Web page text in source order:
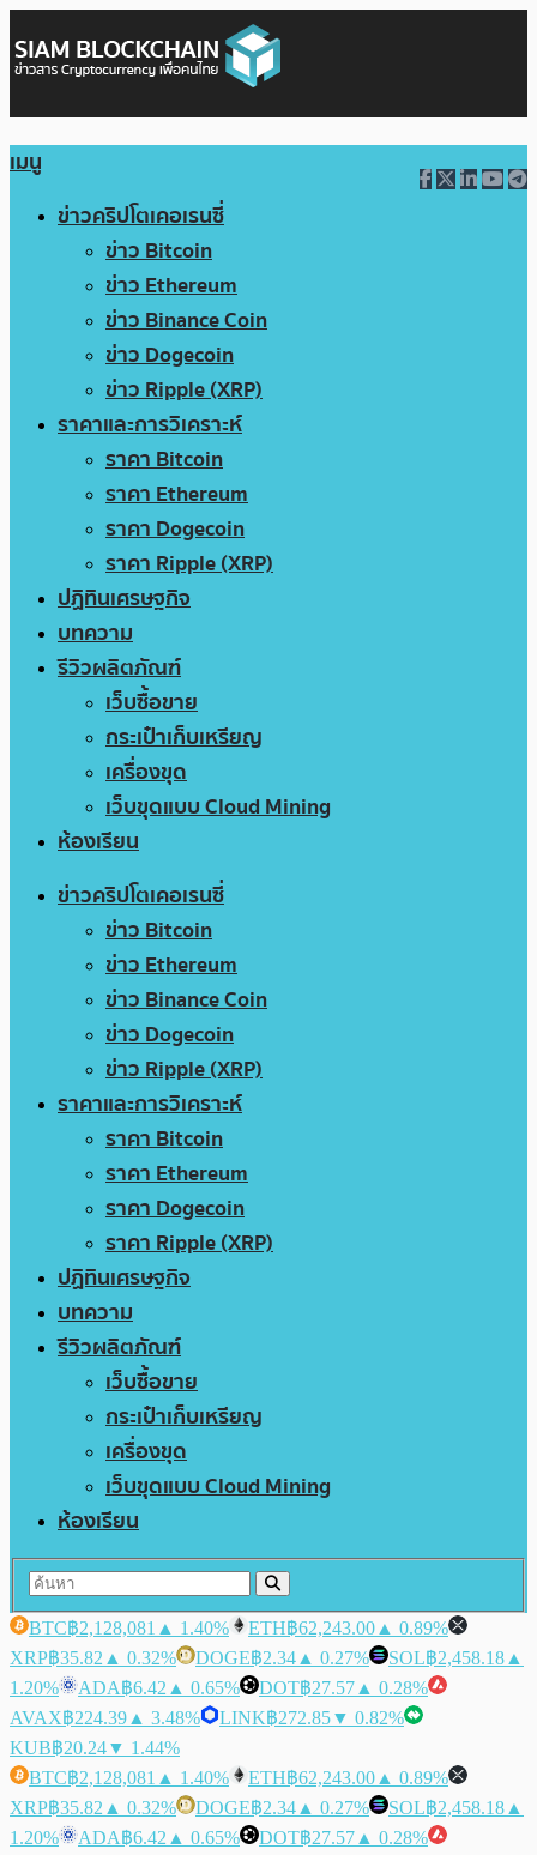
เมนู
ข่าวคริปโตเคอเรนซี่
ข่าว Bitcoin
ข่าว Ethereum
ข่าว Binance Coin
ข่าว Dogecoin
ข่าว Ripple (XRP)
ราคาและการวิเคราะห์
ราคา Bitcoin
ราคา Ethereum
ราคา Dogecoin
ราคา Ripple (XRP)
ปฏิทินเศรษฐกิจ
บทความ
รีวิวผลิตภัณฑ์
เว็บซื้อขาย
กระเป๋าเก็บเหรียญ
เครื่องขุด
เว็บขุดแบบ Cloud Mining
ห้องเรียน
ข่าวคริปโตเคอเรนซี่
ข่าว Bitcoin
ข่าว Ethereum
ข่าว Binance Coin
ข่าว Dogecoin
ข่าว Ripple (XRP)
ราคาและการวิเคราะห์
ราคา Bitcoin
ราคา Ethereum
ราคา Dogecoin
ราคา Ripple (XRP)
ปฏิทินเศรษฐกิจ
บทความ
รีวิวผลิตภัณฑ์
เว็บซื้อขาย
กระเป๋าเก็บเหรียญ
เครื่องขุด
เว็บขุดแบบ Cloud Mining
ห้องเรียน
BTC฿2,128,081 ▲ 1.40% ETH฿62,243.00 ▲ 0.89%
XRP฿35.82 ▲ 0.32% DOGE฿2.34 ▲ 0.27% SOL฿2,458.18 ▲
1.20%
ADA฿6.42 ▲ 0.65% DOT฿27.57 ▲ 0.28%
AVAX฿224.39 ▲ 3.48% LINK฿272.85▼ 0.82%
KUB฿20.24▼ 1.44%
BTC฿2,128,081 ▲ 1.40% ETH฿62,243.00 ▲ 0.89%
XRP฿35.82 ▲ 0.32% DOGE฿2.34 ▲ 0.27% SOL฿2,458.18 ▲
1.20%
ADA฿6.42 ▲ 0.65% DOT฿27.57 ▲ 0.28%